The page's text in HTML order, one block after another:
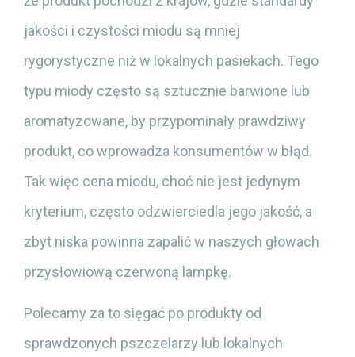
jakości i czystości miodu są mniej
rygorystyczne niż w lokalnych pasiekach. Tego
typu miody często są sztucznie barwione lub
aromatyzowane, by przypominały prawdziwy
produkt, co wprowadza konsumentów w błąd.
Tak więc cena miodu, choć nie jest jedynym
kryterium, często odzwierciedla jego jakość, a
zbyt niska powinna zapalić w naszych głowach
przysłowiową czerwoną lampkę.
Polecamy za to sięgać po produkty od
sprawdzonych pszczelarzy lub lokalnych